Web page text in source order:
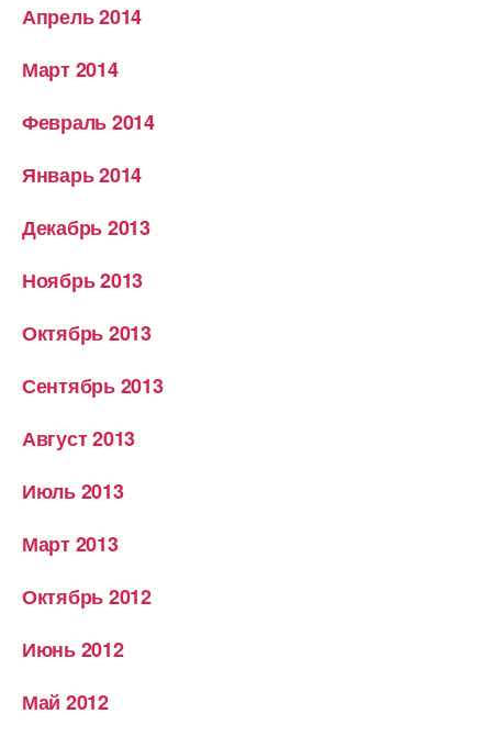
Апрель 2014
Март 2014
Февраль 2014
Январь 2014
Декабрь 2013
Ноябрь 2013
Октябрь 2013
Сентябрь 2013
Август 2013
Июль 2013
Март 2013
Октябрь 2012
Июнь 2012
Май 2012